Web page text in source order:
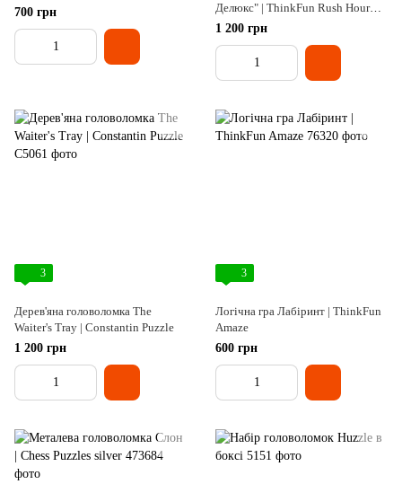
700 грн
Делюкс" | ThinkFun Rush Hour
Deluxe
1 200 грн
3
Дерев'яна головоломка The
Waiter's Tray | Constantin Puzzle
1 200 грн
3
Логічна гра Лабіринт | ThinkFun
Amaze
600 грн